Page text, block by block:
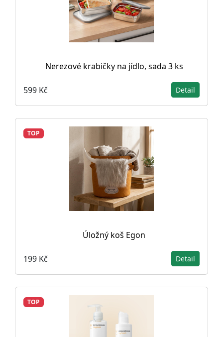
Nerezové krabičky na jídlo, sada 3 ks
599 Kč Detail
TOP
Úložný koš Egon
199 Kč Detail
TOP